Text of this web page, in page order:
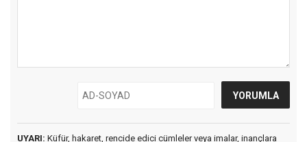
UYARI: Küfür, hakaret, rencide edici cümleler veya imalar, inançlara